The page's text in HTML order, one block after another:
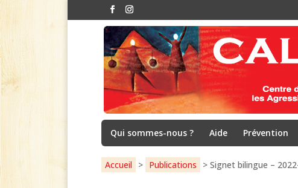
Qui sommes-nous ? Aide Prévention
Accueil > Publications > Signet bilingue –